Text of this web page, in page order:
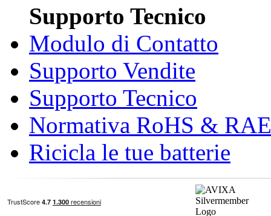
Supporto Tecnico
Modulo di Contatto
Supporto Vendite
Supporto Tecnico
Normativa RoHS &
Ricicla le tue batterie